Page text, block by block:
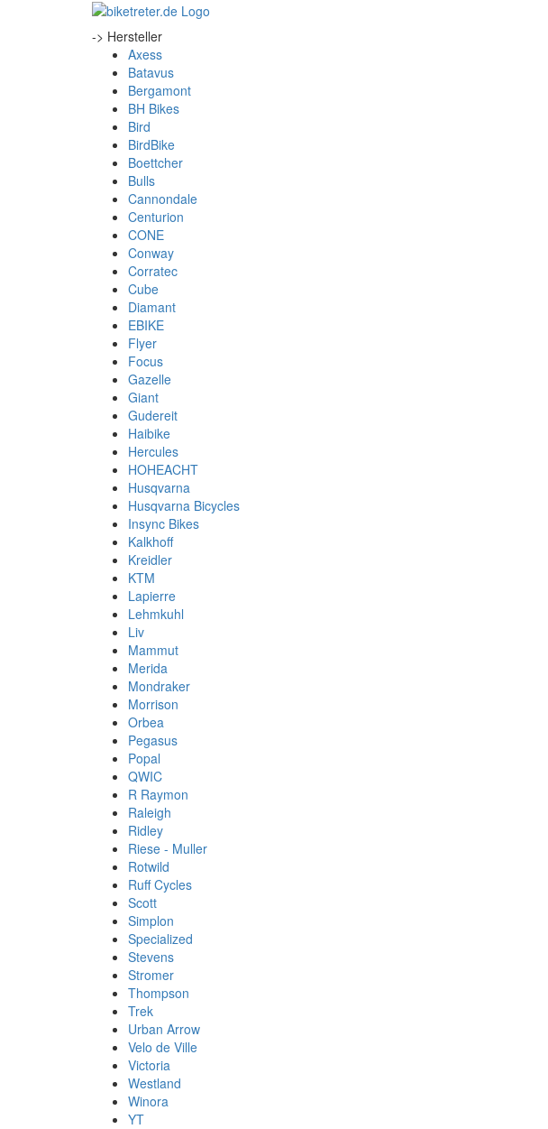
-> Hersteller
Axess
Batavus
Bergamont
BH Bikes
Bird
BirdBike
Boettcher
Bulls
Cannondale
Centurion
CONE
Conway
Corratec
Cube
Diamant
EBIKE
Flyer
Focus
Gazelle
Giant
Gudereit
Haibike
Hercules
HOHEACHT
Husqvarna
Husqvarna Bicycles
Insync Bikes
Kalkhoff
Kreidler
KTM
Lapierre
Lehmkuhl
Liv
Mammut
Merida
Mondraker
Morrison
Orbea
Pegasus
Popal
QWIC
R Raymon
Raleigh
Ridley
Riese - Muller
Rotwild
Ruff Cycles
Scott
Simplon
Specialized
Stevens
Stromer
Thompson
Trek
Urban Arrow
Velo de Ville
Victoria
Westland
Winora
YT